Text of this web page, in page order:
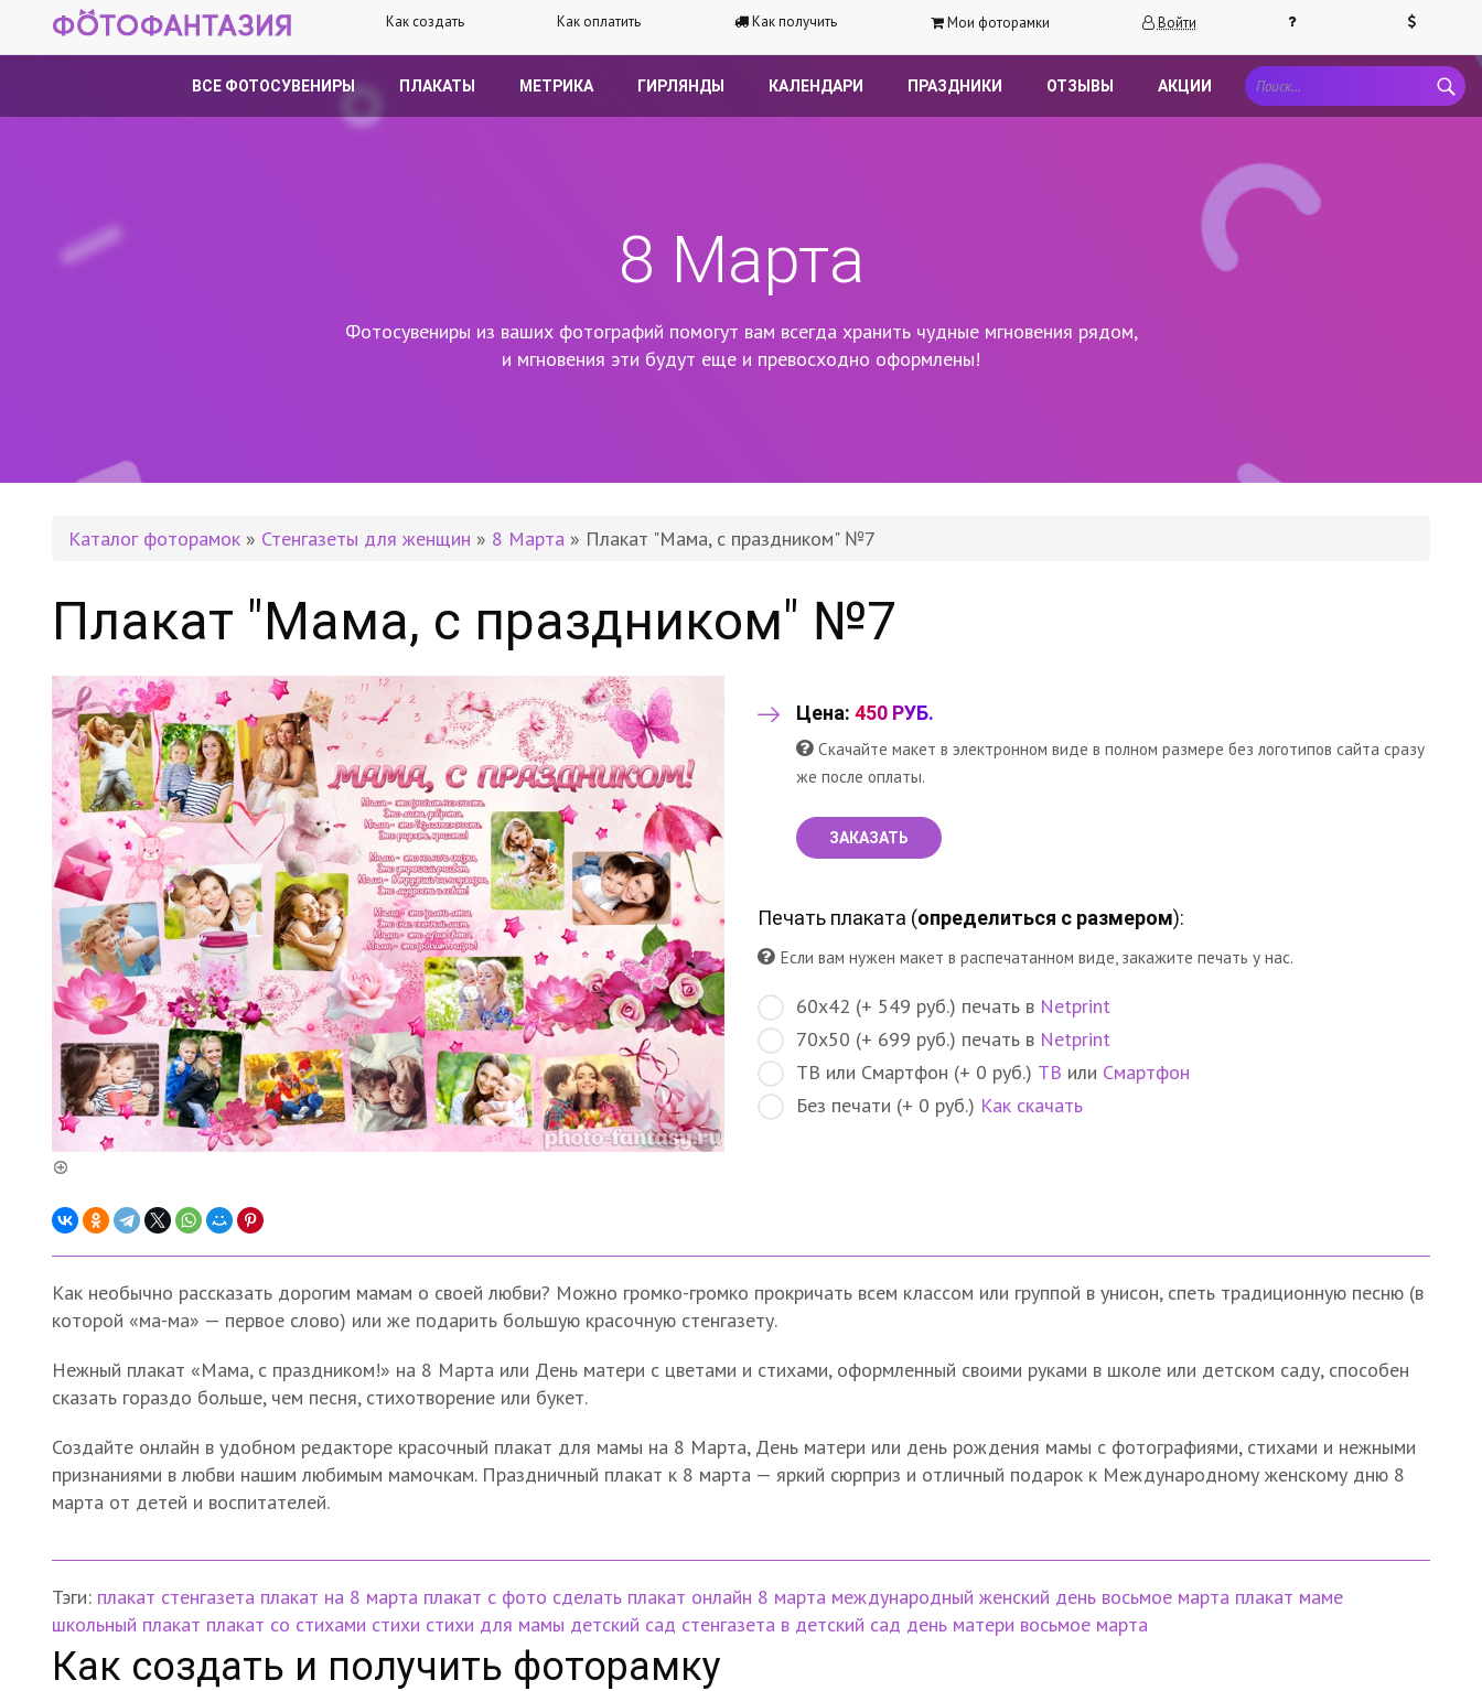
Как создать Как оплатить Как получить Мои фоторамки Войти
ВСЕ ФОТОСУВЕНИРЫ ПЛАКАТЫ МЕТРИКА ГИРЛЯНДЫ КАЛЕНДАРИ ПРАЗДНИКИ ОТЗЫВЫ АКЦИИ
8 Марта
Фотосувениры из ваших фотографий помогут вам всегда хранить чудные мгновения рядом,
и мгновения эти будут еще и превосходно оформлены!
Каталог фоторамок » Стенгазеты для женщин » 8 Марта » Плакат "Мама, с праздником" №7
Плакат "Мама, с праздником" №7
Цена: 450 РУБ.
Скачайте макет в электронном виде в полном размере без логотипов сайта сразу
же после оплаты.
ЗАКАЗАТЬ
Печать плаката (определиться с размером):
Если вам нужен макет в распечатанном виде, закажите печать у нас.
60х42 (+ 549 руб.) печать в Netprint
70х50 (+ 699 руб.) печать в Netprint
ТВ или Смартфон (+ 0 руб.) ТВ или Смартфон
Без печати (+ 0 руб.) Как скачать
Как необычно рассказать дорогим мамам о своей любви? Можно громко-громко прокричать всем классом или группой в унисон, спеть традиционную песню (в
которой «ма-ма» — первое слово) или же подарить большую красочную стенгазету.
Нежный плакат «Мама, с праздником!» на 8 Марта или День матери с цветами и стихами, оформленный своими руками в школе или детском саду, способен
сказать гораздо больше, чем песня, стихотворение или букет.
Создайте онлайн в удобном редакторе красочный плакат для мамы на 8 Марта, День матери или день рождения мамы с фотографиями, стихами и нежными
признаниями в любви нашим любимым мамочкам. Праздничный плакат к 8 марта — яркий сюрприз и отличный подарок к Международному женскому дню 8
марта от детей и воспитателей.
Тэги: плакат стенгазета плакат на 8 марта плакат с фото сделать плакат онлайн 8 марта международный женский день восьмое марта плакат маме
школьный плакат плакат со стихами стихи стихи для мамы детский сад стенгазета в детский сад день матери восьмое марта
Как создать и получить фоторамку